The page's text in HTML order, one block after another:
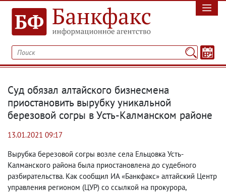
Суд обязал алтайского бизнесмена
приостановить вырубку уникальной
березовой согры в Усть-Калманском районе
13.01.2021 09:17
Вырубка березовой согры возле села Ельцовка Усть-
Калманского района была приостановлена до судебного
разбирательства. Как сообщил ИА «Банкфакс» алтайский Центр
управления регионом (ЦУР) со ссылкой на прокурора,